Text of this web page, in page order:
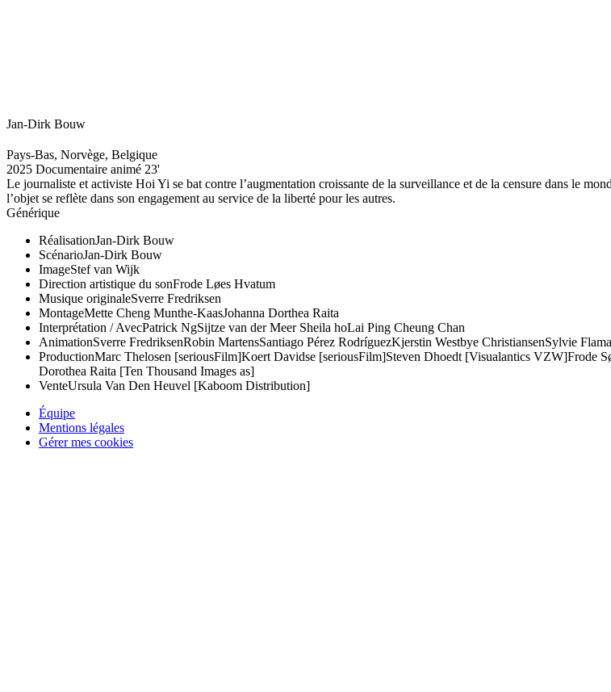
Jan-Dirk Bouw
Pays-Bas, Norvège, Belgique
2025 Documentaire animé 23'
Le journaliste et activiste Hoi Yi se bat contre l’augmentation croissante de la surveillance et de la censure dans le
l’objet se reflète dans son engagement au service de la liberté pour les autres.
Générique
RéalisationJan-Dirk Bouw
ScénarioJan-Dirk Bouw
ImageStef van Wijk
Direction artistique du sonFrode Løes Hvatum
Musique originaleSverre Fredriksen
MontageMette Cheng Munthe-KaasJohanna Dorthea Raita
Interprétation / AvecPatrick NgSijtze van der Meer Sheila hoLai Ping Cheung Chan
AnimationSverre FredriksenRobin MartensSantiago Pérez RodríguezKjerstin Westbye ChristiansenSylvie
ProductionMarc Thelosen [seriousFilm]Koert Davidse [seriousFilm]Steven Dhoedt [Visualantics VZW]Frode
Dorothea Raita [Ten Thousand Images as]
VenteUrsula Van Den Heuvel [Kaboom Distribution]
Équipe
Mentions légales
Gérer mes cookies